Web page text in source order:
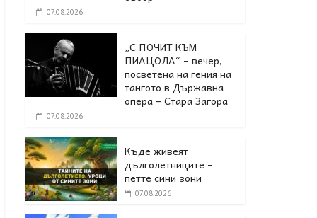
07.08.2026
„С ПОЧИТ КЪМ
ПИАЦОЛА“ – вечер,
посветена на гения на
тангото в Държавна
опера – Стара Загора
07.08.2026
Къде живеят
дълголетниците –
петте сини зони
07.08.2026